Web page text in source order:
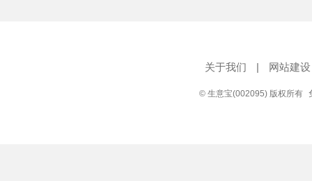
关于我们 | 网站建设
© 生意宝(002095) 版权所有